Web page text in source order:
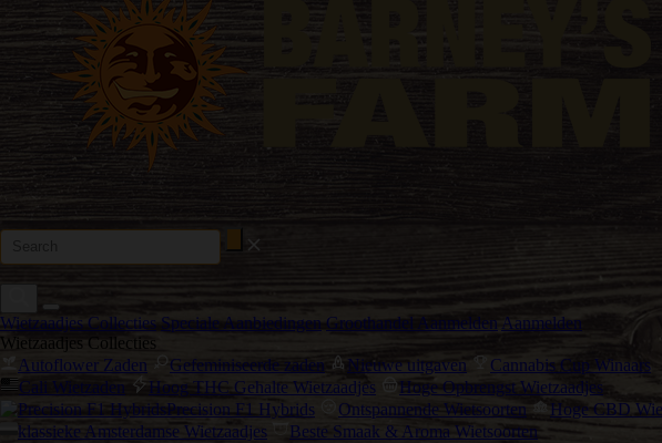
Wietzaadjes Collecties Speciale Aanbiedingen Groothandel Aanmelden
Aanmelden
Wietzaadjes Collecties
Autoflower Zaden
Gefeminiseerde zaden Nieuwe uitgaven
Cannabis Cup Winaars
Cali Wietzaden
Hoog THC Gehalte Wietzaadjes
Hoge Opbrengst Wietzaadjes
Precision F1 Hybrids
Ontspannende Wietsoorten
Hoge CBD
klassieke Amsterdamse Wietzaadjes
Beste Smaak & Aroma Wietsoorten